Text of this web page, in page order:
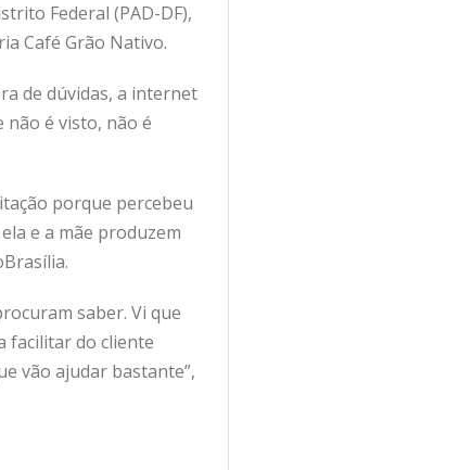
Federal (PAD-DF),
Café Grão Nativo.
de dúvidas, a internet
não é visto, não é
porque percebeu
e a mãe produzem
saber. Vi que
facilitar do cliente
vão ajudar bastante”,